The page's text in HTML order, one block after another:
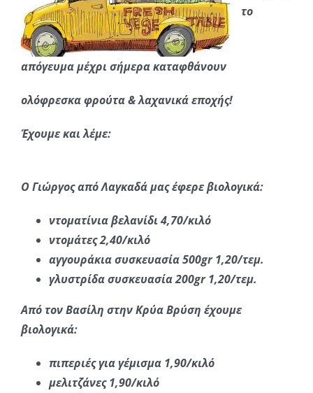
το
απόγευμα μέχρι σήμερα καταφθάνουν
ολόφρεσκα φρούτα & λαχανικά εποχής!
Έχουμε και λέμε:
Ο Γιώργος από Λαγκαδά μας έφερε βιολογικά:
ντοματίνια βελανίδι 4,70/κιλό
ντομάτες 2,40/κιλό
αγγουράκια συσκευασία 500gr 1,20/τεμ.
γλυστρίδα συσκευασία 200gr 1,20/τεμ.
Από τον Βασίλη στην Κρύα Βρύση έχουμε
βιολογικά:
πιπεριές για γέμισμα 1,90/κιλό
μελιτζάνες 1,90/κιλό